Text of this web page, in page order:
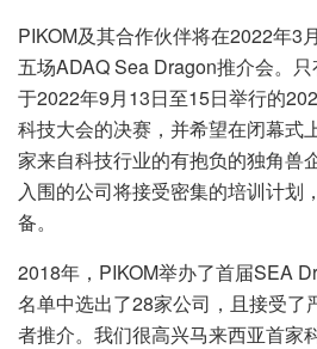
PIKOM及其合作伙伴将在2022年3
五场ADAQ Sea Dragon推介会。
于2022年9月13日至15日举行的
科技大会的决赛，并希望在闭幕式
家来自科技行业的有抱负的独角兽
入围的公司将接受密集的培训计划
备。
2018年，PIKOM举办了首届SEA
名单中选出了28家公司，且接受了
者推介。我们很高兴马来西亚首家